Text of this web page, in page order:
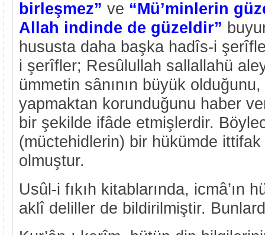
birleşmez” ve “Mü’minlerin
Allah indinde de güzeldir”
hususta daha başka hadîs-i
i şerîfler; Resûlullah sallallahü
ümmetin sânının büyük
yapmaktan korunduğunu haber
bir şekilde ifâde etmişlerdir.
(müctehidlerin) bir hükümde
olmuştur.
Usûl-i fıkıh kitablarında, icmâ’ın
aklî deliller de bildirilmiştir.